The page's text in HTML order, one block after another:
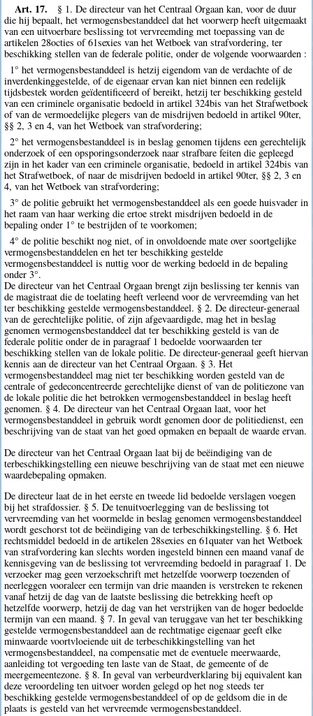
Art. 17.
§ 1. De directeur van het Centraal Orgaan kan, voor de duur
die hij bepaalt, het vermogensbestanddeel dat het voorwerp heeft uitgemaakt
van een uitvoerbare beslissing tot vervreemding met toepassing van de
artikelen 28octies of 61sexies van het Wetboek van strafvordering, ter
beschikking stellen van de federale politie, onder de volgende voorwaarden :
1° het vermogensbestanddeel is hetzij eigendom van de verdachte of de
inverdenkinggestelde, of de eigenaar ervan kan niet binnen een redelijk
tijdsbestek worden geïdentificeerd of bereikt, hetzij ter beschikking gesteld
van een criminele organisatie bedoeld in artikel 324bis van het Strafwetboek
of van de vermoedelijke plegers van de misdrijven bedoeld in artikel 90ter,
§§ 2, 3 en 4, van het Wetboek van strafvordering;
2° het vermogensbestanddeel is in beslag genomen tijdens een gerechtelijk
onderzoek of een opsporingsonderzoek naar strafbare feiten die gepleegd
zijn in het kader van een criminele organisatie, bedoeld in artikel 324bis van
het Strafwetboek, of naar de misdrijven bedoeld in artikel 90ter, §§ 2, 3 en
4, van het Wetboek van strafvordering;
3° de politie gebruikt het vermogensbestanddeel als een goede huisvader in
het raam van haar werking die ertoe strekt misdrijven bedoeld in de
bepaling onder 1° te bestrijden of te voorkomen;
4° de politie beschikt nog niet, of in onvoldoende mate over soortgelijke
vermogensbestanddelen en het ter beschikking gestelde
vermogensbestanddeel is nuttig voor de werking bedoeld in de bepaling
onder 3°.
De directeur van het Centraal Orgaan brengt zijn beslissing ter kennis van
de magistraat die de toelating heeft verleend voor de vervreemding van het
ter beschikking gestelde vermogensbestanddeel. § 2. De directeur-generaal
van de gerechtelijke politie, of zijn afgevaardigde, mag het in beslag
genomen vermogensbestanddeel dat ter beschikking gesteld is van de
federale politie onder de in paragraaf 1 bedoelde voorwaarden ter
beschikking stellen van de lokale politie. De directeur-generaal geeft hiervan
kennis aan de directeur van het Centraal Orgaan. § 3. Het
vermogensbestanddeel mag niet ter beschikking worden gesteld van de
centrale of gedeconcentreerde gerechtelijke dienst of van de politiezone van
de lokale politie die het betrokken vermogensbestanddeel in beslag heeft
genomen. § 4. De directeur van het Centraal Orgaan laat, voor het
vermogensbestanddeel in gebruik wordt genomen door de politiedienst, een
beschrijving van de staat van het goed opmaken en bepaalt de waarde ervan.
De directeur van het Centraal Orgaan laat bij de beëindiging van de
terbeschikkingstelling een nieuwe beschrijving van de staat met een nieuwe
waardebepaling opmaken.
De directeur laat de in het eerste en tweede lid bedoelde verslagen voegen
bij het strafdossier. § 5. De tenuitvoerlegging van de beslissing tot
vervreemding van het voormelde in beslag genomen vermogensbestanddeel
wordt geschorst tot de beëindiging van de terbeschikkingstelling. § 6. Het
rechtsmiddel bedoeld in de artikelen 28sexies en 61quater van het Wetboek
van strafvordering kan slechts worden ingesteld binnen een maand vanaf de
kennisgeving van de beslissing tot vervreemding bedoeld in paragraaf 1. De
verzoeker mag geen verzoekschrift met hetzelfde voorwerp toezenden of
neerleggen vooraleer een termijn van drie maanden is verstreken te rekenen
vanaf hetzij de dag van de laatste beslissing die betrekking heeft op
hetzelfde voorwerp, hetzij de dag van het verstrijken van de hoger bedoelde
termijn van een maand. § 7. In geval van teruggave van het ter beschikking
gestelde vermogensbestanddeel aan de rechtmatige eigenaar geeft elke
minwaarde voortvloeiende uit de terbeschikkingstelling van het
vermogensbestanddeel, na compensatie met de eventuele meerwaarde,
aanleiding tot vergoeding ten laste van de Staat, de gemeente of de
meergemeentezone. § 8. In geval van verbeurdverklaring bij equivalent kan
deze veroordeling ten uitvoer worden gelegd op het nog steeds ter
beschikking gestelde vermogensbestanddeel of op de geldsom die in de
plaats is gesteld van het vervreemde vermogensbestanddeel.